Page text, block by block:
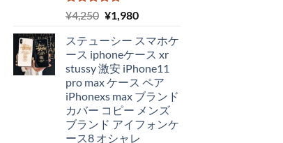
5段階中
5.00
の評価
¥4,250 元
価
格
は
¥4,250
で
し
た。
¥1,980現
の
価
格
は
¥1,980
で
す。
ステューシー スマホケ
ース iphoneケース xr
stussy 激安 iPhone11
pro max ケース ペア
iPhonexs max ブランド
カバー コピー メンズ
ブランド アイフォンケ
ース8 オシャレ